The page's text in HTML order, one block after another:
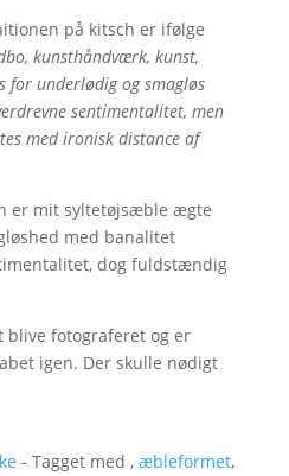
på kitsch er ifølge
kunsthåndværk, kunst,
underlødig og smagløs
sentimentalitet, men
med ironisk distance af
er mit syltetøjsæble ægte
med banalitet
dog fuldstændig
fotograferet og er
igen. Der skulle nødigt
- Tagget med , æbleformet,